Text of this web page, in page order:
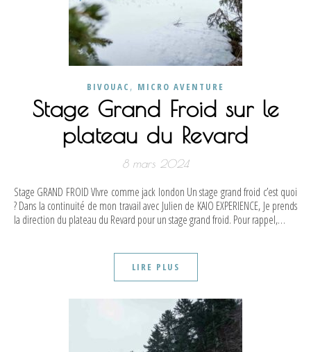
BIVOUAC , MICRO AVENTURE
Stage Grand Froid sur le
plateau du Revard
8 mars 2024
Stage GRAND FROID VIvre comme jack london Un stage grand froid c’est quoi
? Dans la continuité de mon travail avec Julien de KAIO EXPERIENCE, Je prends
la direction du plateau du Revard pour un stage grand froid. Pour rappel,…
LIRE PLUS